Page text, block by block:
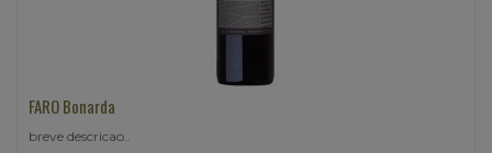
FARO Bonarda
breve descricao..